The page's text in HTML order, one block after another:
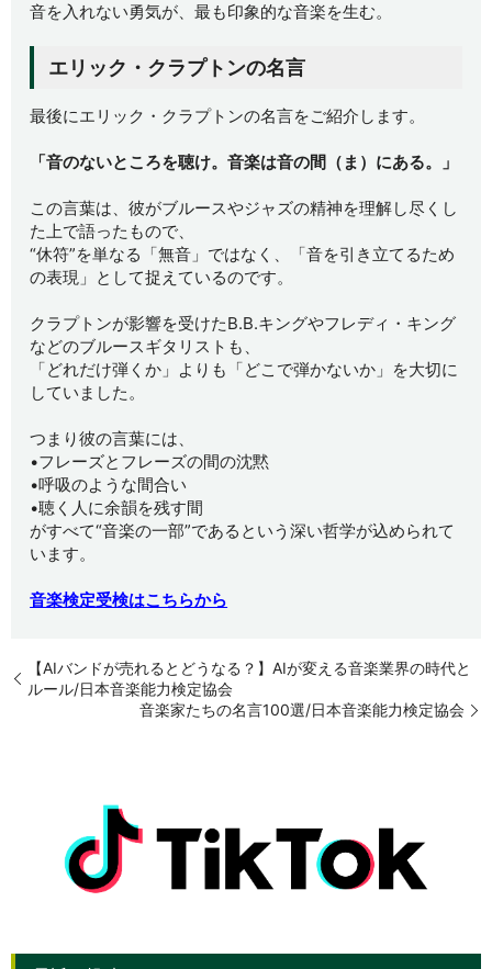
音を入れない勇気が、最も印象的な音楽を生む。
エリック・クラプトンの名言
最後にエリック・クラプトンの名言をご紹介します。
「音のないところを聴け。音楽は音の間（ま）にある。」
この言葉は、彼がブルースやジャズの精神を理解し尽くし
た上で語ったもので、
“休符”を単なる「無音」ではなく、「音を引き立てるため
の表現」として捉えているのです。
クラプトンが影響を受けたB.B.キングやフレディ・キング
などのブルースギタリストも、
「どれだけ弾くか」よりも「どこで弾かないか」を大切に
していました。
つまり彼の言葉には、
•フレーズとフレーズの間の沈黙
•呼吸のような間合い
•聴く人に余韻を残す間
がすべて“音楽の一部”であるという深い哲学が込められて
います。
音楽検定受検はこちらから
【AIバンドが売れるとどうなる？】AIが変える音楽業界の時代と
ルール/日本音楽能力検定協会
音楽家たちの名言100選/日本音楽能力検定協会